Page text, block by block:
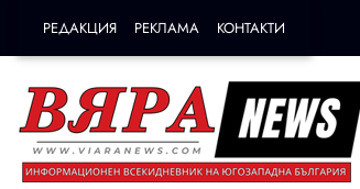
РЕДАКЦИЯ РЕКЛАМА КОНТАКТИ